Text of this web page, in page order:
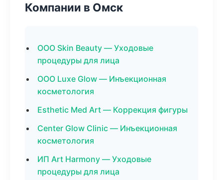
Компании в Омск
ООО Skin Beauty — Уходовые
процедуры для лица
ООО Luxe Glow — Инъекционная
косметология
Esthetic Med Art — Коррекция фигуры
Center Glow Clinic — Инъекционная
косметология
ИП Art Harmony — Уходовые
процедуры для лица